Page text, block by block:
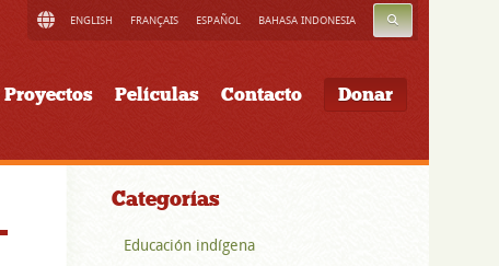
ENGLISH FRANÇAIS ESPAÑOL BAHASA INDONESIA BUSCAR
Proyectos Películas Contacto Donar
Categorías
Educación indígena